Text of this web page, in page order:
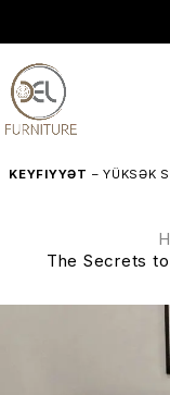
– YÜKSƏK
The Secrets